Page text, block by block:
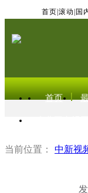
首页 滚动 国
首页
当前位置： 中新视